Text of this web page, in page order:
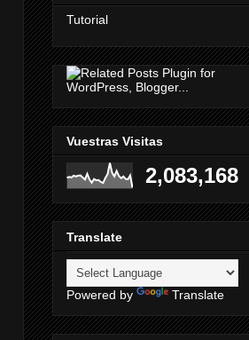
Tutorial
Vuestras Visitas
2,083,168
Translate
Powered by Translate